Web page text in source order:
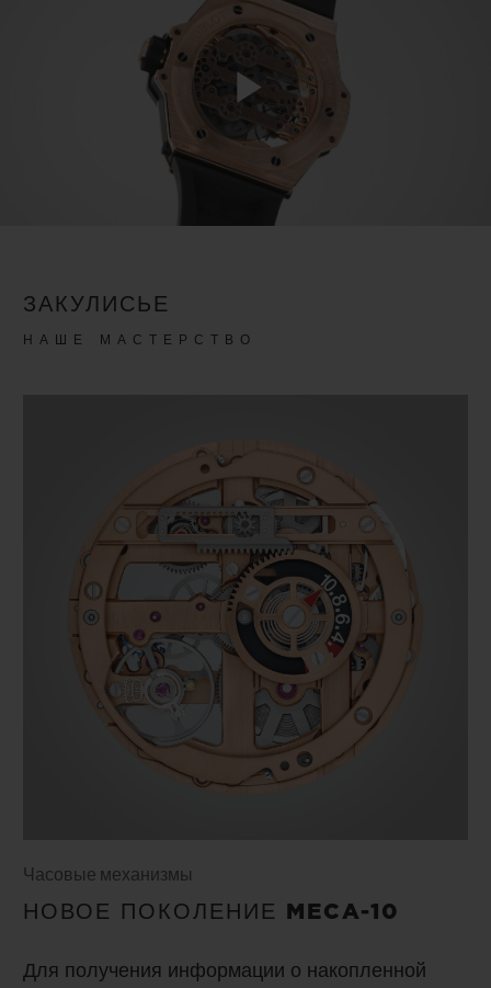
Play
ЗАКУЛИСЬЕ
НАШЕ МАСТЕРСТВО
Часовые механизмы
НОВОЕ ПОКОЛЕНИЕ MECA-10
Для получения информации о накопленной